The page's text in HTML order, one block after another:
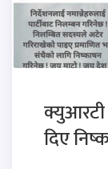
क्युआरटी
दिए